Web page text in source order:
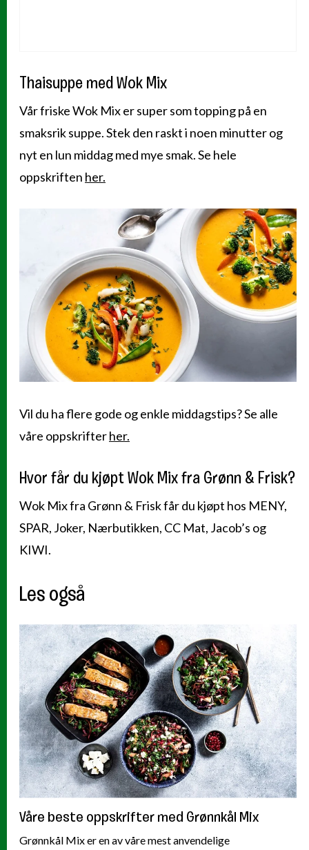
Thaisuppe med Wok Mix
Vår friske Wok Mix er super som topping på en
smaksrik suppe. Stek den raskt i noen minutter og
nyt en lun middag med mye smak. Se hele
oppskriften her.
Vil du ha flere gode og enkle middagstips? Se alle
våre oppskrifterher.
Hvor får du kjøpt Wok Mix fra Grønn & Frisk?
Wok Mix fra Grønn & Frisk får du kjøpt hos MENY,
SPAR, Joker, Nærbutikken, CC Mat, Jacob’s og
KIWI.
Les også
Våre beste oppskrifter med Grønnkål Mix
Grønnkål Mix er en av våre mest anvendelige